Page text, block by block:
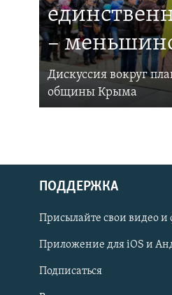
Українською
Qırımtatar
ПРИСОЕДИНЯЙТЕСЬ!
–
Дискуссия вокруг
общины Крыма
ПОДДЕРЖКА
Присылайте свои видео и
Приложение для iOS и
Подписаться